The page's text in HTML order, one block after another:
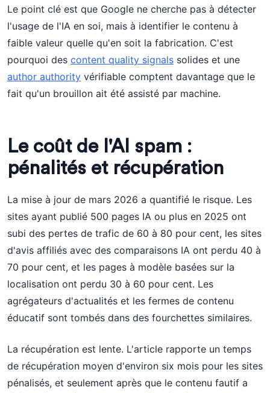
Le point clé est que Google ne cherche pas à détecter
l'usage de l'IA en soi, mais à identifier le contenu à
faible valeur quelle qu'en soit la fabrication. C'est
pourquoi des content quality signals solides et une
author authority vérifiable comptent davantage que le
fait qu'un brouillon ait été assisté par machine.
Le coût de l'AI spam :
pénalités et récupération
La mise à jour de mars 2026 a quantifié le risque. Les
sites ayant publié 500 pages IA ou plus en 2025 ont
subi des pertes de trafic de 60 à 80 pour cent, les sites
d'avis affiliés avec des comparaisons IA ont perdu 40 à
70 pour cent, et les pages à modèle basées sur la
localisation ont perdu 30 à 60 pour cent. Les
agrégateurs d'actualités et les fermes de contenu
éducatif sont tombés dans des fourchettes similaires.
La récupération est lente. L'article rapporte un temps
de récupération moyen d'environ six mois pour les sites
pénalisés, et seulement après que le contenu fautif a